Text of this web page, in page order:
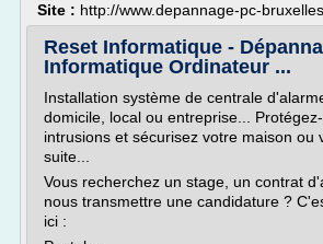
Site : http://www.depannage-pc-
Reset Informatique -
Informatique Ordinateur ...
Installation système de centrale
domicile, local ou entreprise...
intrusions et sécurisez votre maison ou
suite...
Vous recherchez un stage, un contrat
nous transmettre une candidature ?
ici :